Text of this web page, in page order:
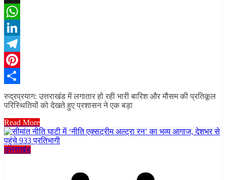
X
WhatsApp
LinkedIn
Telegram
Pinterest
रुद्रप्रयाग: उत्तराखंड में लगातार हो रही भारी बारिश और मौसम की प्रतिकूल
परिस्थितियों को देखते हुए प्रशासन ने एक बड़ा
Read More
उत्तराखंड